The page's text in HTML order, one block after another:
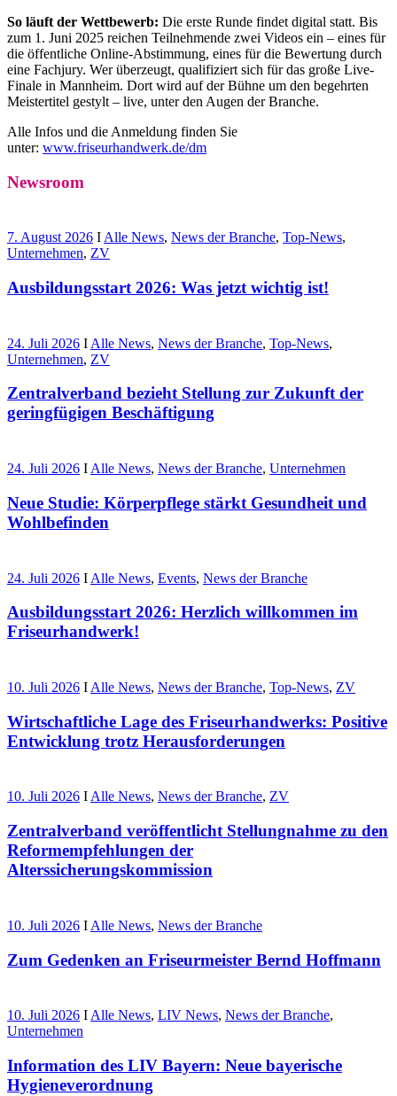
So läuft der Wettbewerb: Die erste Runde findet digital statt. Bis
zum 1. Juni 2025 reichen Teilnehmende zwei Videos ein – eines für
die öffentliche Online-Abstimmung, eines für die Bewertung durch
eine Fachjury. Wer überzeugt, qualifiziert sich für das große Live-
Finale in Mannheim. Dort wird auf der Bühne um den begehrten
Meistertitel gestylt – live, unter den Augen der Branche.
Alle Infos und die Anmeldung finden Sie
unter: www.friseurhandwerk.de/dm
Newsroom
7. August 2026 I Alle News, News der Branche, Top-News,
Unternehmen, ZV
Ausbildungsstart 2026: Was jetzt wichtig ist!
24. Juli 2026 I Alle News, News der Branche, Top-News,
Unternehmen, ZV
Zentralverband bezieht Stellung zur Zukunft der
geringfügigen Beschäftigung
24. Juli 2026 I Alle News, News der Branche, Unternehmen
Neue Studie: Körperpflege stärkt Gesundheit und
Wohlbefinden
24. Juli 2026 I Alle News, Events, News der Branche
Ausbildungsstart 2026: Herzlich willkommen im
Friseurhandwerk!
10. Juli 2026 I Alle News, News der Branche, Top-News, ZV
Wirtschaftliche Lage des Friseurhandwerks: Positive
Entwicklung trotz Herausforderungen
10. Juli 2026 IAlle News, News der Branche, ZV
Zentralverband veröffentlicht Stellungnahme zu den
Reformempfehlungen der
Alterssicherungskommission
10. Juli 2026 I Alle News, News der Branche
Zum Gedenken an Friseurmeister Bernd Hoffmann
10. Juli 2026 I Alle News, LIV News, News der Branche,
Unternehmen
Information des LIV Bayern: Neue bayerische
Hygieneverordnung